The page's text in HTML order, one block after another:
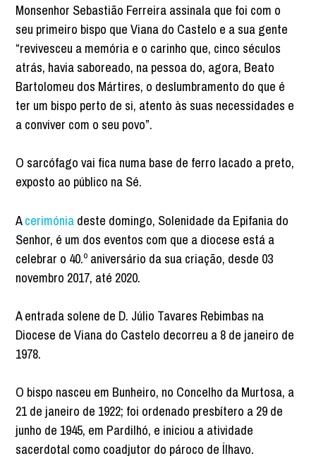
Monsenhor Sebastião Ferreira assinala que foi com o
seu primeiro bispo que Viana do Castelo e a sua gente
“revivesceu a memória e o carinho que, cinco séculos
atrás, havia saboreado, na pessoa do, agora, Beato
Bartolomeu dos Mártires, o deslumbramento do que é
ter um bispo perto de si, atento às suas necessidades e
a conviver com o seu povo”.
O sarcófago vai fica numa base de ferro lacado a preto,
exposto ao público na Sé.
Acerimónia deste domingo, Solenidade da Epifania do
Senhor, é um dos eventos com que a diocese está a
celebrar o 40.º aniversário da sua criação, desde 03
novembro 2017, até 2020.
A entrada solene de D. Júlio Tavares Rebimbas na
Diocese de Viana do Castelo decorreu a 8 de janeiro de
1978.
O bispo nasceu em Bunheiro, no Concelho da Murtosa, a
21 de janeiro de 1922; foi ordenado presbítero a 29 de
junho de 1945, em Pardilhó, e iniciou a atividade
sacerdotal como coadjutor do pároco de Ílhavo.